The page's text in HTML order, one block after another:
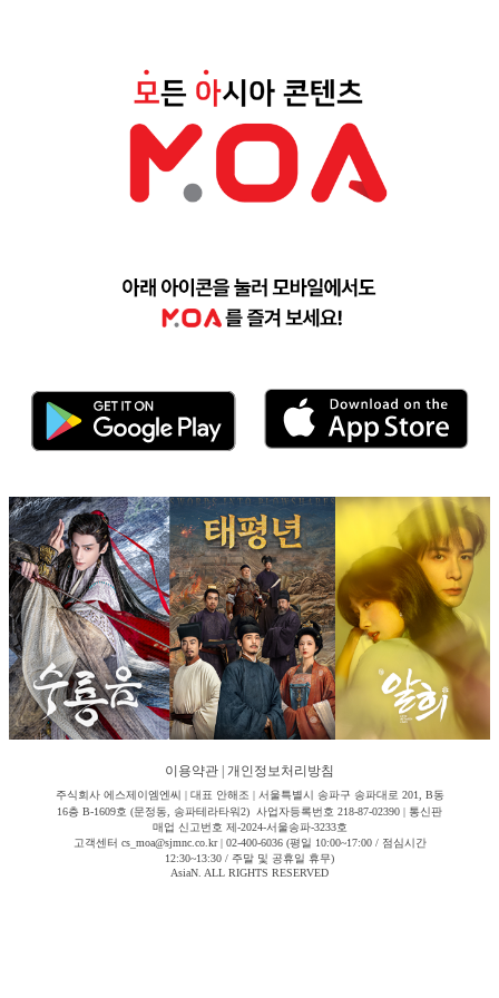
이용약관 개인정보처리방침
주식회사 에스제이엠엔씨 | 대표 안해조 | 서울특별시 송파구 송파대로 201, B동
16층 B-1609호 (문정동, 송파테라타워2) 사업자등록번호 218-87-02390 | 통신판
매업 신고번호 제-2024-서울송파-3233호
고객센터 cs_moa@sjmnc.co.kr | 02-400-6036 (평일 10:00~17:00 / 점심시간
12:30~13:30 / 주말 및 공휴일 휴무)
AsiaN. ALL RIGHTS RESERVED